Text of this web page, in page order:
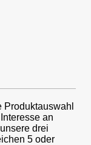
an
drei
5 oder